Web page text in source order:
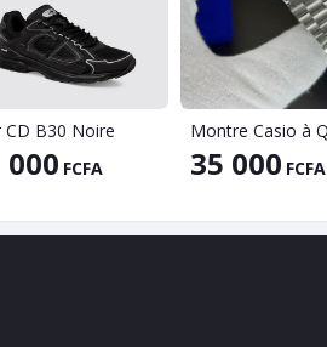
CD B30 Noire
000 FCFA 35 000 FCFA